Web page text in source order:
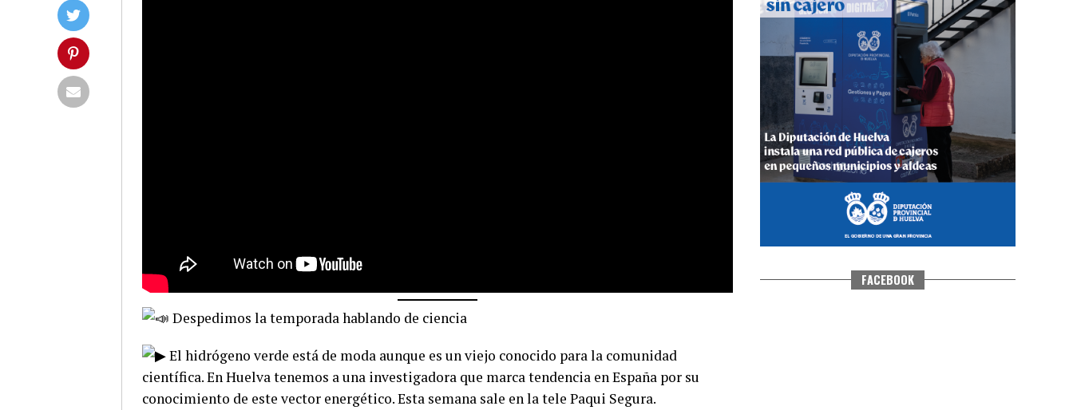
Despedimos la temporada hablando de ciencia
El hidrógeno verde está de moda aunque es un viejo conocido para la comunidad
científica. En Huelva tenemos a una investigadora que marca tendencia en España por su
conocimiento de este vector energético. Esta semana sale en la tele Paqui Segura.
QUINTA CORRIDA DE LAS FIESTAS
COLOMBINAS 2026
hace 4 días· Huelvatv
FACEBOOK